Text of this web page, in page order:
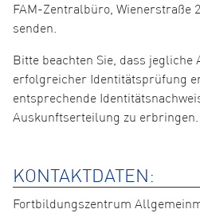
FAM-Zentralbüro, Wienerstraße
senden.
Bitte beachten Sie, dass jegliche
erfolgreicher Identitätsprüfung
entsprechende
Auskunftserteilung zu erbringen.
KONTAKTDATEN:
Fortbildungszentrum